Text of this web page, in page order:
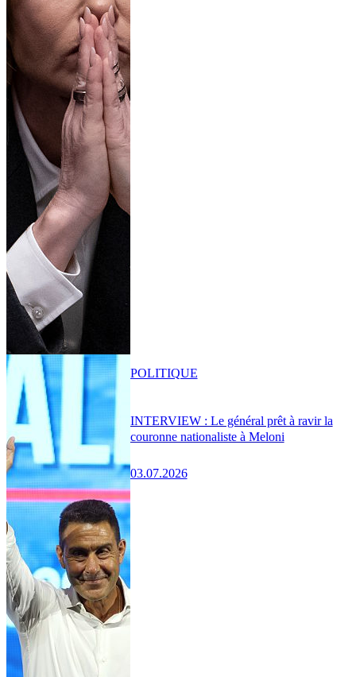
INTERVIEW : Le général prêt à ravir la
couronne nationaliste à Meloni
03.07.2026
POLITIQUE